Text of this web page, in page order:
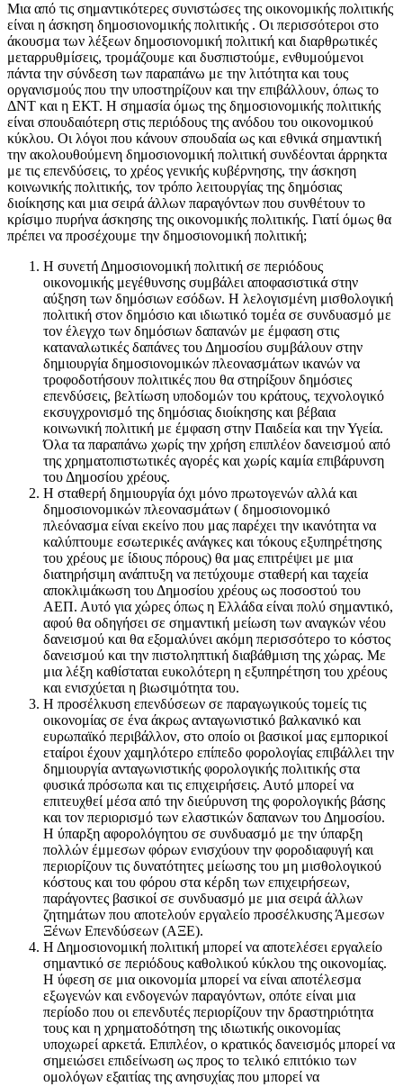
Μια από τις σημαντικότερες συνιστώσες της οικονομικής πολιτικής
είναι η άσκηση δημοσιονομικής πολιτικής . Οι περισσότεροι στο
άκουσμα των λέξεων δημοσιονομική πολιτική και διαρθρωτικές
μεταρρυθμίσεις, τρομάζουμε και δυσπιστούμε, ενθυμούμενοι
πάντα την σύνδεση των παραπάνω με την λιτότητα και τους
οργανισμούς που την υποστηρίζουν και την επιβάλλουν, όπως το
ΔΝΤ και η ΕΚΤ. Η σημασία όμως της δημοσιονομικής πολιτικής
είναι σπουδαιότερη στις περιόδους της ανόδου του οικονομικού
κύκλου. Οι λόγοι που κάνουν σπουδαία ως και εθνικά σημαντική
την ακολουθούμενη δημοσιονομική πολιτική συνδέονται άρρηκτα
με τις επενδύσεις, το χρέος γενικής κυβέρνησης, την άσκηση
κοινωνικής πολιτικής, τον τρόπο λειτουργίας της δημόσιας
διοίκησης και μια σειρά άλλων παραγόντων που συνθέτουν το
κρίσιμο πυρήνα άσκησης της οικονομικής πολιτικής. Γιατί όμως θα
πρέπει να προσέχουμε την δημοσιονομική πολιτική;
Η συνετή Δημοσιονομική πολιτική σε περιόδους
οικονομικής μεγέθυνσης συμβάλει αποφασιστικά στην
αύξηση των δημόσιων εσόδων. Η λελογισμένη μισθολογική
πολιτική στον δημόσιο και ιδιωτικό τομέα σε συνδυασμό με
τον έλεγχο των δημόσιων δαπανών με έμφαση στις
καταναλωτικές δαπάνες του Δημοσίου συμβάλουν στην
δημιουργία δημοσιονομικών πλεονασμάτων ικανών να
τροφοδοτήσουν πολιτικές που θα στηρίξουν δημόσιες
επενδύσεις, βελτίωση υποδομών του κράτους, τεχνολογικό
εκσυγχρονισμό της δημόσιας διοίκησης και βέβαια
κοινωνική πολιτική με έμφαση στην Παιδεία και την Υγεία.
Όλα τα παραπάνω χωρίς την χρήση επιπλέον δανεισμού από
της χρηματοπιστωτικές αγορές και χωρίς καμία επιβάρυνση
του Δημοσίου χρέους.
Η σταθερή δημιουργία όχι μόνο πρωτογενών αλλά και
δημοσιονομικών πλεονασμάτων ( δημοσιονομικό
πλεόνασμα είναι εκείνο που μας παρέχει την ικανότητα να
καλύπτουμε εσωτερικές ανάγκες και τόκους εξυπηρέτησης
του χρέους με ίδιους πόρους) θα μας επιτρέψει με μια
διατηρήσιμη ανάπτυξη να πετύχουμε σταθερή και ταχεία
αποκλιμάκωση του Δημοσίου χρέους ως ποσοστού του
ΑΕΠ. Αυτό για χώρες όπως η Ελλάδα είναι πολύ σημαντικό,
αφού θα οδηγήσει σε σημαντική μείωση των αναγκών νέου
δανεισμού και θα εξομαλύνει ακόμη περισσότερο το κόστος
δανεισμού και την πιστοληπτική διαβάθμιση της χώρας. Με
μια λέξη καθίσταται ευκολότερη η εξυπηρέτηση του χρέους
και ενισχύεται η βιωσιμότητα του.
Η προσέλκυση επενδύσεων σε παραγωγικούς τομείς τις
οικονομίας σε ένα άκρως ανταγωνιστικό βαλκανικό και
ευρωπαϊκό περιβάλλον, στο οποίο οι βασικοί μας εμπορικοί
εταίροι έχουν χαμηλότερο επίπεδο φορολογίας επιβάλλει την
δημιουργία ανταγωνιστικής φορολογικής πολιτικής στα
φυσικά πρόσωπα και τις επιχειρήσεις. Αυτό μπορεί να
επιτευχθεί μέσα από την διεύρυνση της φορολογικής βάσης
και τον περιορισμό των ελαστικών δαπανων του Δημοσίου.
Η ύπαρξη αφορολόγητου σε συνδυασμό με την ύπαρξη
πολλών έμμεσων φόρων ενισχύουν την φοροδιαφυγή και
περιορίζουν τις δυνατότητες μείωσης του μη μισθολογικού
κόστους και του φόρου στα κέρδη των επιχειρήσεων,
παράγοντες βασικοί σε συνδυασμό με μια σειρά άλλων
ζητημάτων που αποτελούν εργαλείο προσέλκυσης Άμεσων
Ξένων Επενδύσεων (ΑΞΕ).
Η Δημοσιονομική πολιτική μπορεί να αποτελέσει εργαλείο
σημαντικό σε περιόδους καθολικού κύκλου της οικονομίας.
Η ύφεση σε μια οικονομία μπορεί να είναι αποτέλεσμα
εξωγενών και ενδογενών παραγόντων, οπότε είναι μια
περίοδο που οι επενδυτές περιορίζουν την δραστηριότητα
τους και η χρηματοδότηση της ιδιωτικής οικονομίας
υποχωρεί αρκετά. Επιπλέον, ο κρατικός δανεισμός μπορεί να
σημειώσει επιδείνωση ως προς το τελικό επιτόκιο των
ομολόγων εξαιτίας της ανησυχίας που μπορεί να